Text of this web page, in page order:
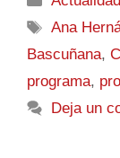
Ana
Bascuñana,
programa,
Deja un